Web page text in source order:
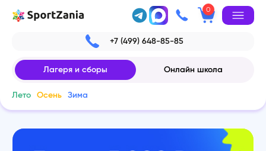
0
+7 (499) 648-85-85
Лагеря и сборы Онлайн школа
Лето Осень Зима